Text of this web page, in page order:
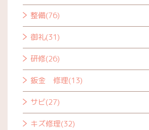
整備(76)
御礼(31)
研修(26)
鈑金 修理(13)
サビ(27)
キズ修理(32)